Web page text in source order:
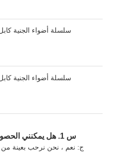
س 1. هل يمكنني الحصول على طلب عينة لهذا المنتج؟
ج: نعم ، نحن نرحب بعينة من